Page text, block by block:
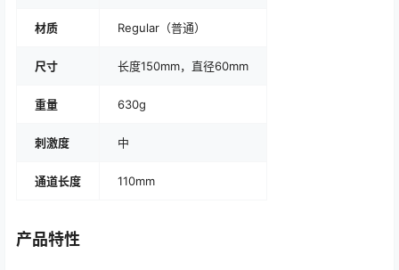
材质 Regular（普通）
尺寸 长度150mm，直径60mm
重量 630g
刺激度 中
通道长度 110mm
产品特性